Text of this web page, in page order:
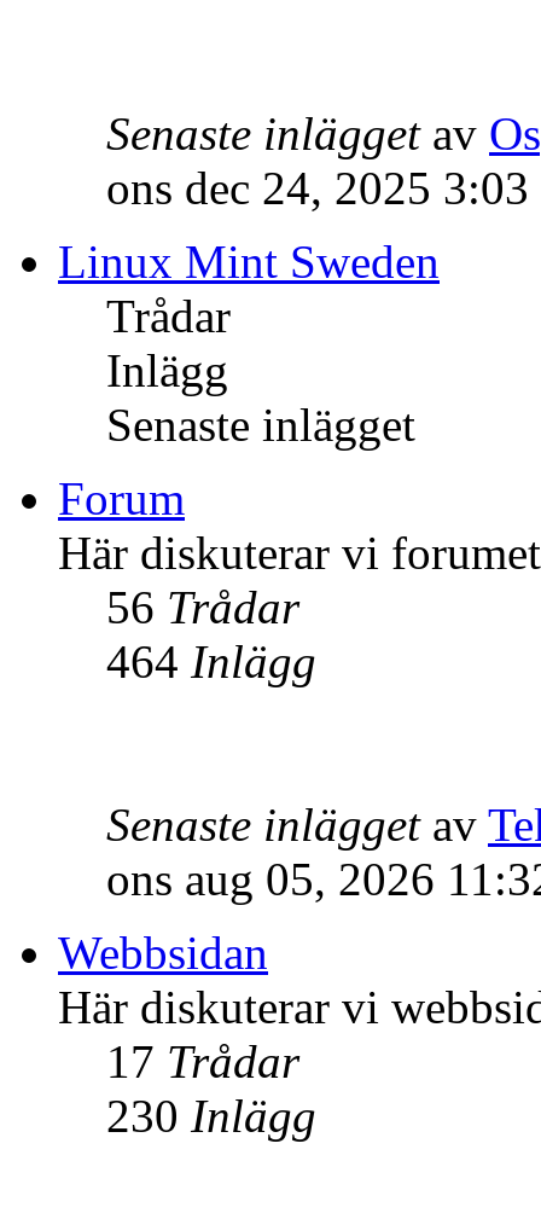
Senaste inläggetav
ons dec 24, 2025
Linux Mint Sweden
Trådar
Inlägg
Senaste inlägget
Forum
Här diskuterar vi
56 Trådar
464 Inlägg
Senaste inläggetav
ons aug 05, 2026
Webbsidan
Här diskuterar vi
17 Trådar
230 Inlägg